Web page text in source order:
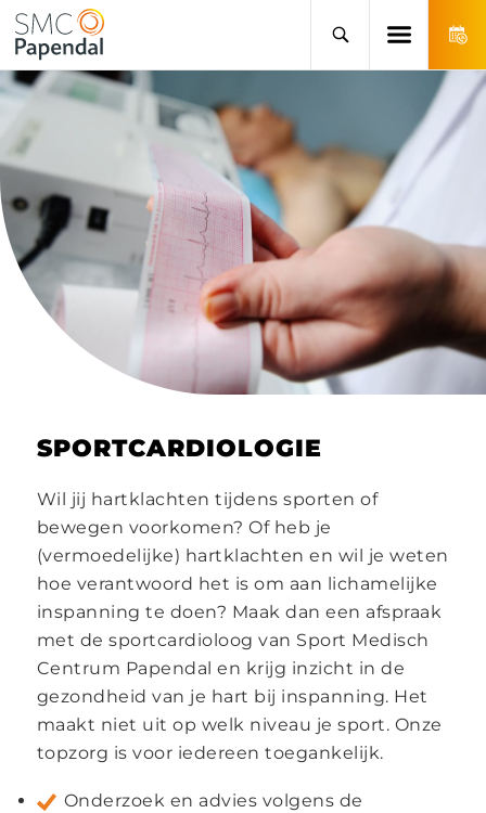
SPORTCARDIOLOGIE
Wil jij hartklachten tijdens sporten of
bewegen voorkomen? Of heb je
(vermoedelijke) hartklachten en wil je weten
hoe verantwoord het is om aan lichamelijke
inspanning te doen? Maak dan een afspraak
met de sportcardioloog van Sport Medisch
Centrum Papendal en krijg inzicht in de
gezondheid van je hart bij inspanning. Het
maakt niet uit op welk niveau je sport. Onze
topzorg is voor iedereen toegankelijk.
Onderzoek en advies volgens de